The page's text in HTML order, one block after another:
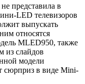
представила в
LED телевизоров
выпускать
относятся
MLED950, также
из слайдов
модели
сюрприз в виде Mini-